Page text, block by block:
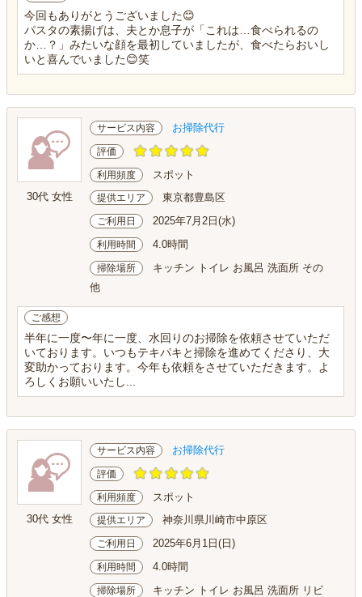
今回もありがとうございました😊
パスタの素揚げは、夫とか息子が「これは…食べられるの
か…？」みたいな顔を最初していましたが、食べたらおいし
いと喜んでいました😊笑
30代 女性
サービス内容 お掃除代行
評価
利用頻度 スポット
提供エリア 東京都豊島区
ご利用日 2025年7月2日(水)
利用時間 4.0時間
掃除場所
キッチン トイレ お風呂 洗面所 その
他
ご感想
半年に一度〜年に一度、水回りのお掃除を依頼させていただ
いております。いつもテキパキと掃除を進めてくださり、大
変助かっております。今年も依頼をさせていただきます。よ
ろしくお願いいたし...
30代 女性
サービス内容 お掃除代行
評価
利用頻度 スポット
提供エリア 神奈川県川崎市中原区
ご利用日 2025年6月1日(日)
利用時間 4.0時間
掃除場所
キッチン トイレ お風呂 洗面所 リビ